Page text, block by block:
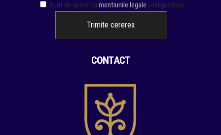
Sunt de acord cu mentiunile legale (obligatoriu)
CONTACT